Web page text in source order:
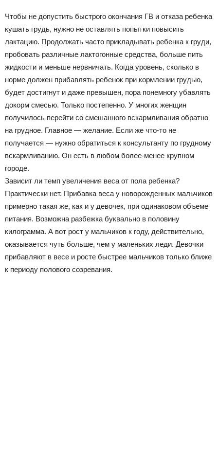
Чтобы не допустить быстрого окончания ГВ и отказа ребенка
кушать грудь, нужно не оставлять попытки повысить
лактацию. Продолжать часто прикладывать ребенка к груди,
пробовать различные лактогонные средства, больше пить
жидкости и меньше нервничать. Когда уровень, сколько в
норме должен прибавлять ребенок при кормлении грудью,
будет достигнут и даже превышен, пора понемногу убавлять
докорм смесью. Только постепенно. У многих женщин
получилось перейти со смешанного вскармливания обратно
на грудное. Главное — желание. Если же что-то не
получается — нужно обратиться к консультанту по грудному
вскармливанию. Он есть в любом более-менее крупном
городе.
Зависит ли темп увеличения веса от пола ребенка?
Практически нет. Прибавка веса у новорожденных мальчиков
примерно такая же, как и у девочек, при одинаковом объеме
питания. Возможна разбежка буквально в половину
килограмма. А вот рост у мальчиков к году, действительно,
оказывается чуть больше, чем у маленьких леди. Девочки
прибавляют в весе и росте быстрее мальчиков только ближе
к периоду полового созревания.